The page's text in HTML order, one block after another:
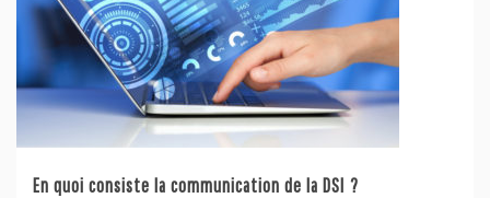
En quoi consiste la communication de la DSI ?